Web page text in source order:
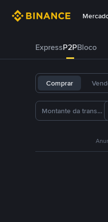
ExpressP2PBloco
Comprar